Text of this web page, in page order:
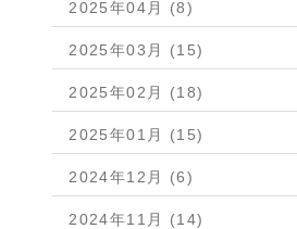
2025年04月 (8)
2025年03月 (15)
2025年02月 (18)
2025年01月 (15)
2024年12月 (6)
2024年11月 (14)